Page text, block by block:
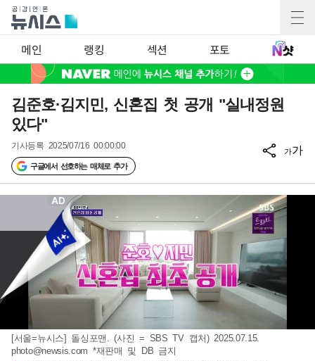
메인 랭킹 섹션 포토
김준호·김지민, 신혼집 첫 공개 "실내정원
있다"
기사등록 2025/07/16 00:00:00
구글에서 선호하는 매체로 추가
가가
[서울=뉴시스] 돌싱포맨. (사진 = SBS TV 캡처) 2025.07.15.
photo@newsis.com *재판매 및 DB 금지